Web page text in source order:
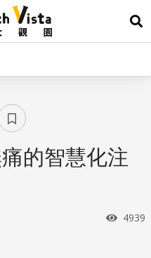
展
的智慧化注
瀏覽
4939